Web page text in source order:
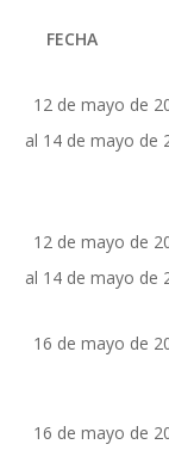
FECHA
12 de mayo de
al 14 de mayo de
12 de mayo de
al 14 de mayo de
16 de mayo de
16 de mayo de